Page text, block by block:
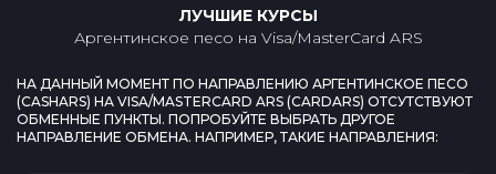
ЛУЧШИЕ КУРСЫ
Аргентинское песо на Visa/MasterCard ARS
НА ДАННЫЙ МОМЕНТ ПО НАПРАВЛЕНИЮ АРГЕНТИНСКОЕ ПЕСО
(CASHARS) НА VISA/MASTERCARD ARS (CARDARS) ОТСУТСТВУЮТ
ОБМЕННЫЕ ПУНКТЫ. ПОПРОБУЙТЕ ВЫБРАТЬ ДРУГОЕ
НАПРАВЛЕНИЕ ОБМЕНА. НАПРИМЕР, ТАКИЕ НАПРАВЛЕНИЯ: